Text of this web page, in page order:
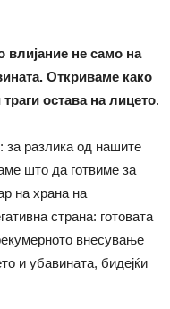
влијание не само на
Откриваме како
остава на лицето.
за разлика од нашите
што да готвиме за
на храна на
страна: готовата
внесување
и убавината, бидејќи